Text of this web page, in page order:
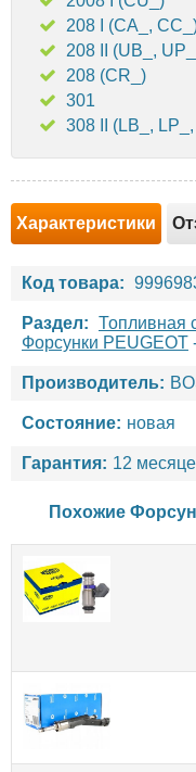
208 I (CA_,
208 II (UB_,
208 (CR_)
301
308 II (LB_,
Характеристики
Код товара:
Раздел: Топливная
Форсунки PEUGEOT
Производитель:
Состояние: новая
Гарантия: 12
Похожие